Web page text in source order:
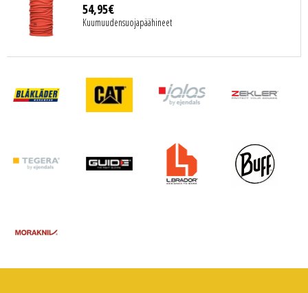
54,95€
Kuumuudensuojapäähineet